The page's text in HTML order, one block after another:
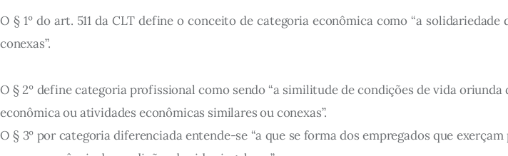
O § 1º do art. 511 da CLT define o conceito de categoria econômica como “a
conexas”.
O § 2º define categoria profissional como sendo “a similitude de condições de vida
econômica ou atividades econômicas similares ou conexas”.
O § 3º por categoria diferenciada entende-se “a que se forma dos empregados que